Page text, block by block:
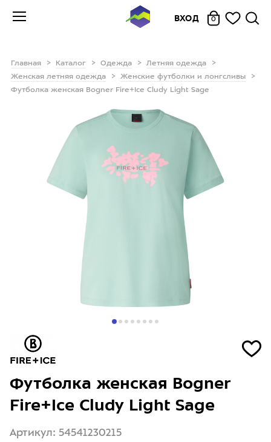
ВХОД 0
Главная Каталог Одежда
Летняя одежда
Женская летняя одежда
Женские футболки и лонгсливы
Футболка женская Bogner Fire+Ice Cludy Light Sage
Футболка женская Bogner
Fire+Ice Cludy Light Sage
Артикул: 54541230215